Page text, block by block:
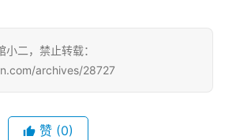
二，禁止转载：
archives/28727
赞 (0)